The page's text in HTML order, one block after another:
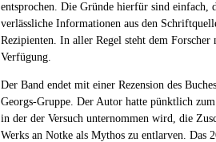
entsprochen. Die Gründe hierfür sind einfach,
verlässliche Informationen aus den
Rezipienten. In aller Regel steht dem
Verfügung.
Der Band endet mit einer Rezension des
Georgs-Gruppe. Der Autor hatte pünktlich
in der der Versuch unternommen wird, die
Werks an Notke als Mythos zu entlarven. Das